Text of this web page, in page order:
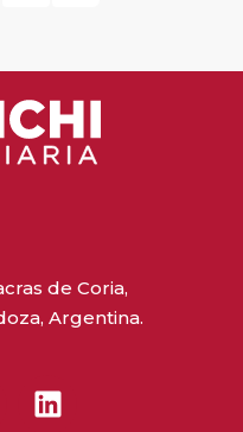
de Coria,
Argentina.